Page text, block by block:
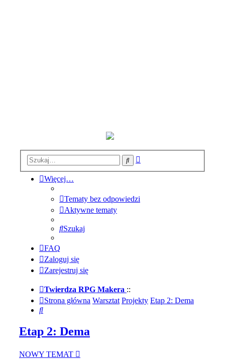
Szukaj
Więcej…
Tematy bez odpowiedzi
Aktywne tematy
Szukaj
FAQ
Zaloguj się
Zarejestruj się
Twierdza RPG Makera ::
Strona główna Warsztat Projekty Etap 2: Dema
Szukaj
Etap 2: Dema
NOWY TEMAT